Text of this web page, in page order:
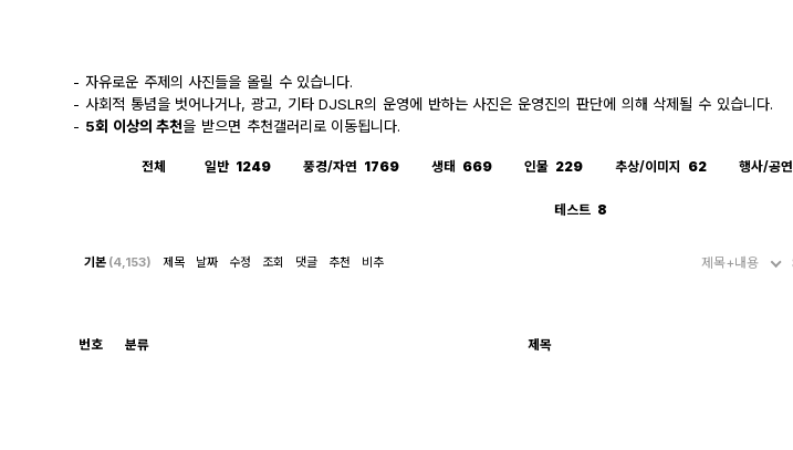
- 자유로운 주제의 사진들을 올릴 수 있습니다.
- 사회적 통념을 벗어나거나, 광고, 기타 DJSLR의 운영에 반하는 사진은 운영진의 판단에 의해 삭제될 수 있습니다.
- 5회 이상의 추천을 받으면 추천갤러리로 이동됩니다.
전체 일반 1249 풍경/자연 1769 생태 669 인물 229 추상/이미지 62 행사/공연
테스트 8
기본 (4,153) 제목 날짜 수정 조회 댓글 추천 비추 제목+내용
번호 분류 제목